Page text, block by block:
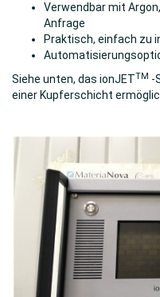
Verwendbar mit
Anfrage
Praktisch, einfach zu
Siehe unten, das ionJETTM -
einer Kupferschicht